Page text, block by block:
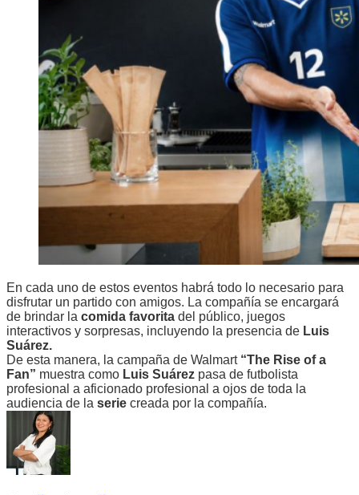
En cada uno de estos eventos habrá todo lo necesario para
disfrutar un partido con amigos. La compañía se encargará
de brindar la comida favorita del público, juegos
interactivos y sorpresas, incluyendo la presencia de Luis
Suárez.
De esta manera, la campaña de Walmart “The Rise of a
Fan” muestra como Luis Suárez pasa de futbolista
profesional a aficionado profesional a ojos de toda la
audiencia de la serie creada por la compañía.